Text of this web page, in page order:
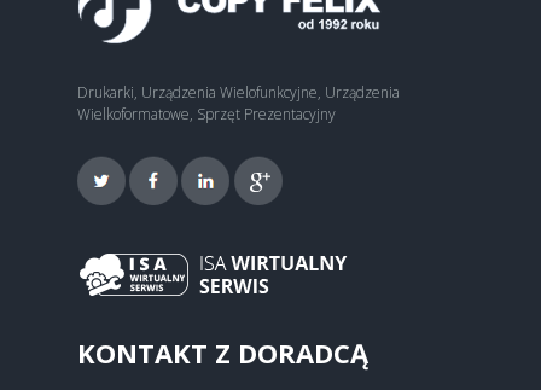
Drukarki, Urządzenia Wielofunkcyjne, Urządzenia
Wielkoformatowe, Sprzęt Prezentacyjny
KONTAKT Z DORADCĄ